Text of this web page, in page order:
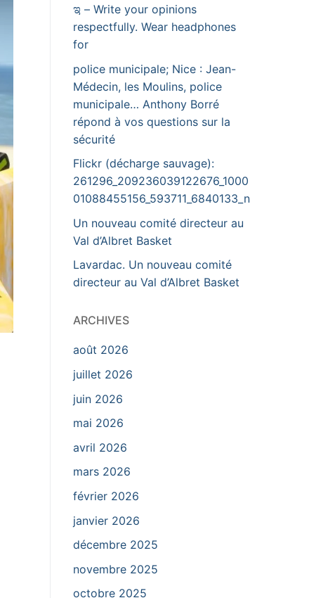
ಇ – Write your opinions
respectfully. Wear headphones
for
police municipale; Nice : Jean-
Médecin, les Moulins, police
municipale… Anthony Borré
répond à vos questions sur la
sécurité
Flickr (décharge sauvage):
261296_209236039122676_1000
01088455156_593711_6840133_n
Un nouveau comité directeur au
Val d’Albret Basket
Lavardac. Un nouveau comité
directeur au Val d’Albret Basket
ARCHIVES
août 2026
juillet 2026
juin 2026
mai 2026
avril 2026
mars 2026
février 2026
janvier 2026
décembre 2025
novembre 2025
octobre 2025